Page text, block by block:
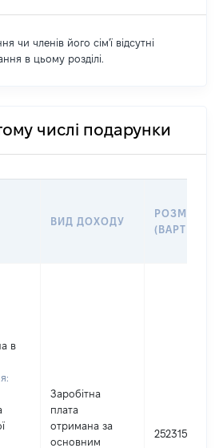
чи членів його сім'ї відсутні
в цьому розділі.
числі подарунки
ВИД ДОХОДУ
РОЗМІР
(ВАРТІСТЬ)
в
Заробітна
плата
отримана за
основним
252315